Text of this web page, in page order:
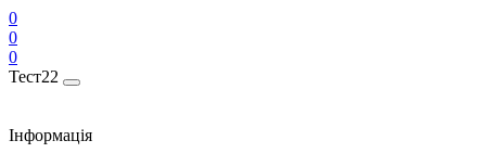
0
0
0
Тест22
Інформація